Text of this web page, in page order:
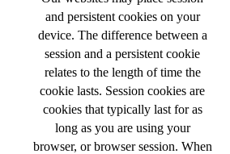
and persistent cookies on your
device. The difference between a
session and a persistent cookie
relates to the length of time the
cookie lasts. Session cookies are
cookies that typically last for as
long as you are using your
browser, or browser session. When